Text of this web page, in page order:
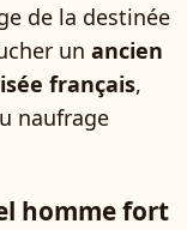
de la destinée
un ancien
français,
naufrage
homme fort